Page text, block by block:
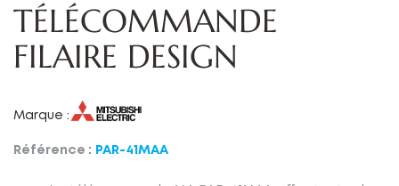
TÉLÉCOMMANDE
FILAIRE DESIGN
Marque :
Référence : PAR-41MAA